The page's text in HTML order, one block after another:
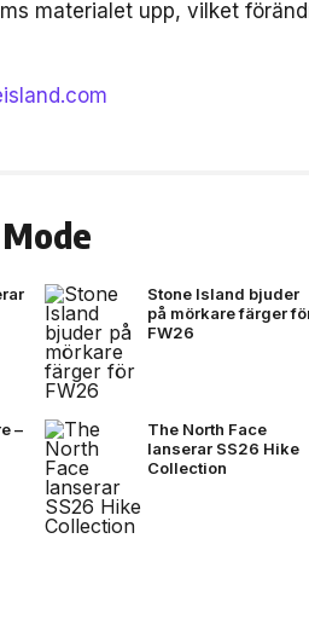
materialet upp, vilket
Stone Island bjuder
på mörkare färger
FW26
–
The North Face
lanserar SS26 Hike
Collection